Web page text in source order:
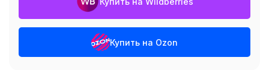
Купить на Ozon